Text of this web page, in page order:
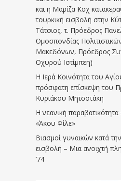
και η Μαρίζα Κοχ
τουρκική εισβολή στην
Τάτσιος, τ. Πρόεδρος
Ομοσπονδίας
Μακεδόνων, Πρόεδρος
Οχυρού Ιστίμπεη)
Η Ιερά Κοινότητα του
πρόσφατη επίσκεψη του
Κυριάκου Μητσοτάκη
Η νεανική
«Άκου Φίλε»
Βιασμοί γυναικών κατά
εισβολή – Μια ανοιχτή
’74